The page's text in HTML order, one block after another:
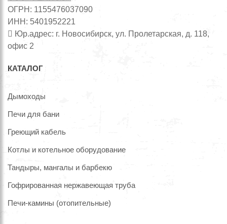
ОГРН: 1155476037090
ИНН: 5401952221
Юр.адрес: г. Новосибирск, ул. Пролетарская, д. 118,
офис 2
КАТАЛОГ
Дымоходы
Печи для бани
Греющий кабель
Котлы и котельное оборудование
Тандыры, мангалы и барбекю
Гофрированная нержавеющая труба
Печи-камины (отопительные)